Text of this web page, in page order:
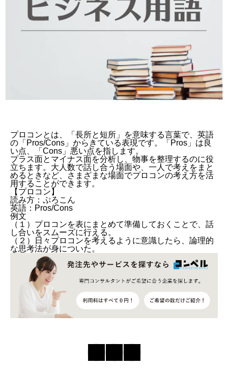
プロコンとは、「長所と短所」を意味する言葉で、英語
の「Pros/Cons」からきている表現です。「Pros」は良
い点、「Cons」悪い点を指します。
プラス面とマイナス面を分析し、物事を整理するのに役
立ちます。大人数で話し合う場面や、一人で考えをまと
めるときなど、さまざまな場面でプロコンの考え方を活
用することができます。
【プロコン】
読み方：ぷろこん
英語：Pros/Cons
例文
（１）プロコンを表にまとめて準備しておくことで、話
し合いをスムーズに行える。
（２）日々プロコンを考えるように意識したら、論理的
な思考法が身についた。